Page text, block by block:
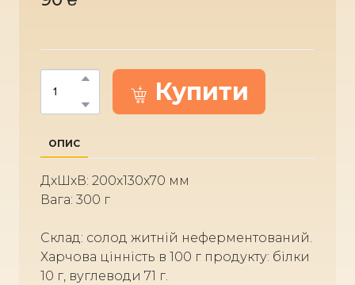
Купити
ОПИС
ДxШxВ: 200x130x70 мм
Вага: 300 г
Склад: солод житній неферментований.
Харчова цінність в 100 г продукту: білки
10 г, вуглеводи 71 г.